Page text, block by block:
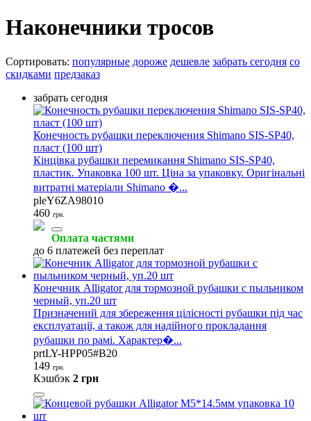
Наконечники тросов
Сортировать: популярные дороже дешевле забрать сегодня со
скидками предзаказ
забрать сегодня
Конечность рубашки переключения Shimano SIS-SP40,
пласт (100 шт)
Кінцівка рубашки перемикання Shimano SIS-SP40,
пластик. Упаковка 100 шт. Ціна за упаковку. Оригінальні
витратні матеріали Shimano �...
pleY6ZA98010
460 грн.
Оплата частями
до 6 платежей без переплат
Конечник Alligator для тормозной рубашки с пыльником
черный, уп.20 шт
Призначений для збереження цілісності рубашки під час
експлуатації, а також для надійного прокладання
рубашки по рамі. Характер�...
prtLY-HPP05#B20
149 грн.
Кэшбэк 2 грн